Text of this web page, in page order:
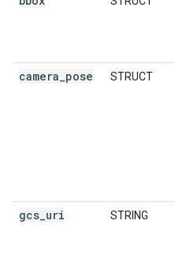
camera pose STRUCT
gcs uri STRING